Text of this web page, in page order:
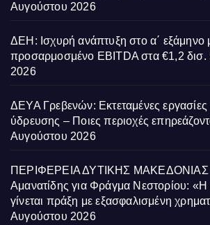
Αυγούστου 2026
ΔΕΗ: Ισχυρή ανάπτυξη στο α΄ εξάμηνο
προσαρμοσμένο EBITDA στα €1,2 δισ.
2026
ΔΕΥΑ Γρεβενών: Εκτεταμένες εργασίες
ύδρευσης – Ποιες περιοχές
Αυγούστου 2026
ΠΕΡΙΦΕΡΕΙΑ ΔΥΤΙΚΗΣ ΜΑΚΕΔΟΝΙΑΣ
Αμανατίδης για Φράγμα Νεστορίου:
γίνεται πράξη με εξασφαλισμένη
Αυγούστου 2026